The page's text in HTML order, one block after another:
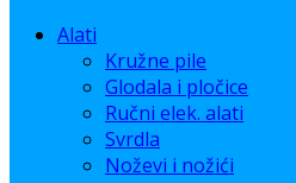
Alati
Kružne pile
Glodala i pločice
Ručni elek. alati
Svrdla
Noževi i nožići